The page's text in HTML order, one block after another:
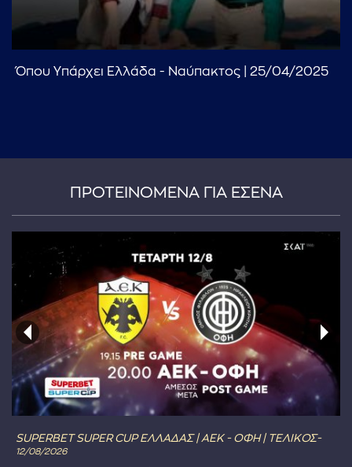
...πληκτρολογήστε κείμενο προς αναζήτηση
Όπου Υπάρχει Ελλάδα - Ναύπακτος | 25/04/2025
ΠΡΟΤΕΙΝΟΜΕΝΑ ΓΙΑ ΕΣΕΝΑ
SUPERBET SUPER CUP ΕΛΛΑΔΑΣ | ΑΕΚ - ΟΦΗ | ΤΕΛΙΚΟΣ-
12/08/2026